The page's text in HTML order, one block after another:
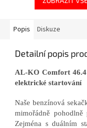
Popis Diskuze
Detailní popis
AL-KO Comfort 46.4
elektrické startování
Naše benzínová
mimořádně
Zejména s duálním